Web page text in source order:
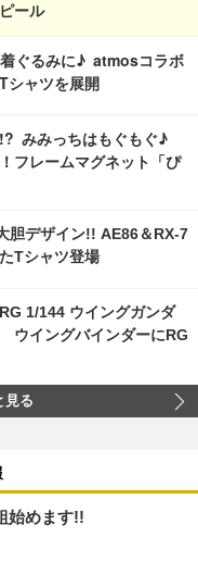
ール
着ぐるみに♪ atmosコラボ
シャツを展開
!? みみっちはもぐもぐ♪
フレームマグネット「ぴ
胆デザイン!! AE86＆RX-7
Tシャツ登場
1/144 ウイングガンダ
ウイングバインダーにRG
見る
始めます!!